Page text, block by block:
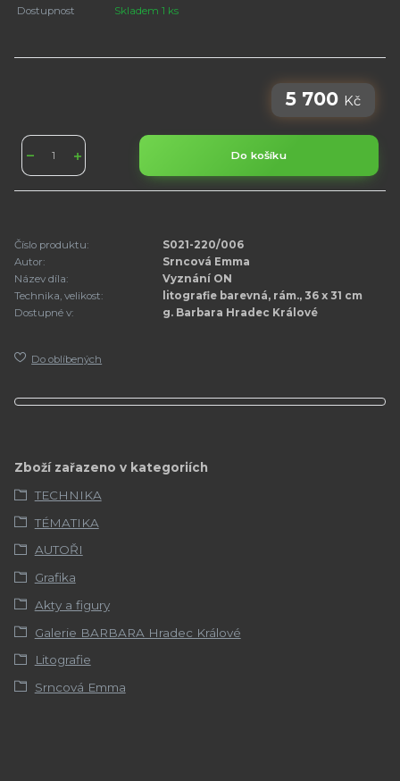
Dostupnost Skladem 1 ks
5 700 Kč
Do košíku
Číslo produktu:
S021-220/006
Autor:
Srncová Emma
Název díla:
Vyznání ON
Technika, velikost:
litografie barevná, rám., 36 x 31 cm
Dostupné v:
g. Barbara Hradec Králové
Do oblíbených
Zboží zařazeno v kategoriích
TECHNIKA
TÉMATIKA
AUTOŘI
Grafika
Akty a figury
Galerie BARBARA Hradec Králové
Litografie
Srncová Emma